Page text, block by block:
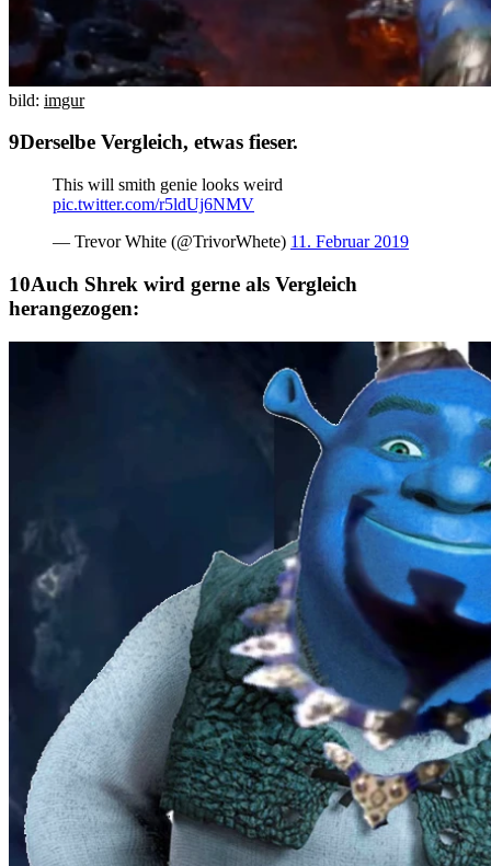
bild: imgur
Derselbe Vergleich, etwas fieser.
This will smith genie looks weird
pic.twitter.com/r5ldUj6NMV
— Trevor White (@TrivorWhete) 11. Februar 2019
Auch Shrek wird gerne als Vergleich
herangezogen: